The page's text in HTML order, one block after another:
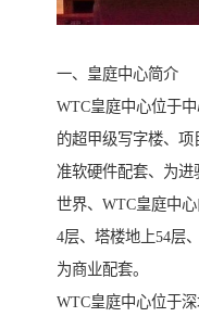
一、皇庭中心简介
WTC皇庭中心位于
的超甲级写字楼、
准软硬件配套、为
世界、WTC皇庭中
4层、塔楼地上54层
为商业配套。
WTC皇庭中心位于